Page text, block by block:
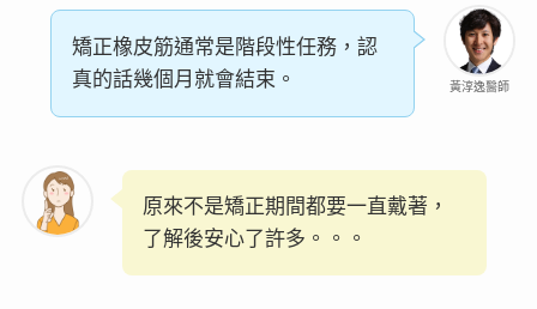
黃淳逸醫師
矯正橡皮筋通常是階段性任務，認
真的話幾個月就會結束。
原來不是矯正期間都要一直戴著，
了解後安心了許多。。。